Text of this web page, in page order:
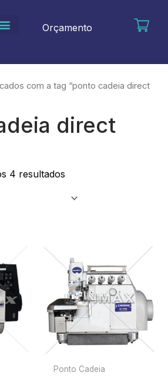
Orçamento
com a tag “ponto cadeia direct
direct
4 resultados
Ponto Cadeia